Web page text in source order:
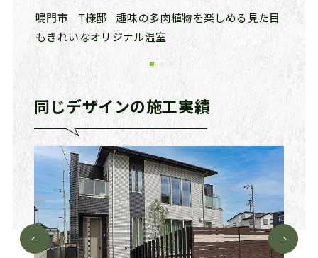
鳴門市 T様邸
趣味の多肉植物を楽しめる見た目
もきれいなオリジナル温室
同じデザインの施工実績